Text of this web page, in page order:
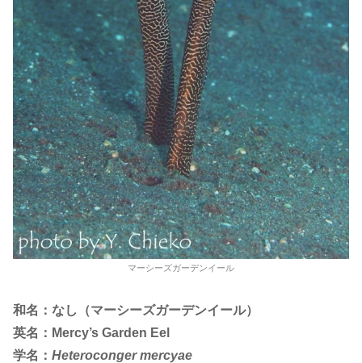
マーシーズガーデンイール
和名：なし（マーシーズガーデンイール）
英名：Mercy’s Garden Eel
学名： Heteroconger mercyae